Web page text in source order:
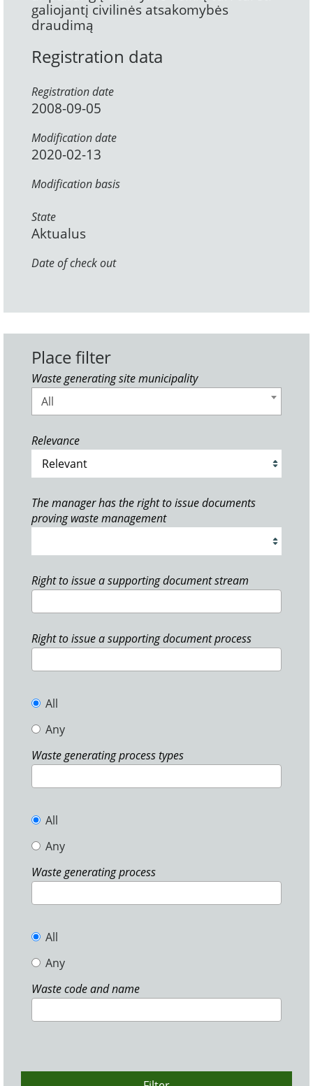
galiojantį civilinės atsakomybės
draudimą
Registration data
Registration date
2008-09-05
Modification date
2020-02-13
Modification basis
State
Aktualus
Date of check out
Place filter
Waste generating site municipality
All
Relevance
The manager has the right to issue documents
proving waste management
Right to issue a supporting document stream
Right to issue a supporting document process
All
Any
Waste generating process types
All
Any
Waste generating process
All
Any
Waste code and name